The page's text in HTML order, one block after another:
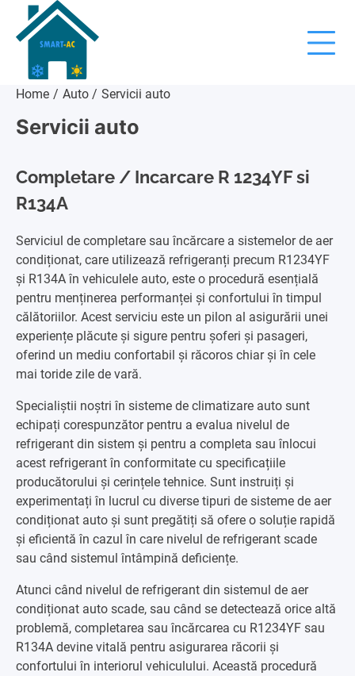
content
Home Auto Servicii auto
Servicii auto
Completare / Incarcare R 1234YF si
R134A
Serviciul de completare sau încărcare a sistemelor de aer
condiționat, care utilizează refrigeranți precum R1234YF
și R134A în vehiculele auto, este o procedură esențială
pentru menținerea performanței și confortului în timpul
călătoriilor. Acest serviciu este un pilon al asigurării unei
experiențe plăcute și sigure pentru șoferi și pasageri,
oferind un mediu confortabil și răcoros chiar și în cele
mai toride zile de vară.
Specialiștii noștri în sisteme de climatizare auto sunt
echipați corespunzător pentru a evalua nivelul de
refrigerant din sistem și pentru a completa sau înlocui
acest refrigerant în conformitate cu specificațiile
producătorului și cerințele tehnice. Sunt instruiți și
experimentați în lucrul cu diverse tipuri de sisteme de aer
condiționat auto și sunt pregătiți să ofere o soluție rapidă
și eficientă în cazul în care nivelul de refrigerant scade
sau când sistemul întâmpină deficiențe.
Atunci când nivelul de refrigerant din sistemul de aer
condiționat auto scade, sau când se detectează orice altă
problemă, completarea sau încărcarea cu R1234YF sau
R134A devine vitală pentru asigurarea răcorii și
confortului în interiorul vehiculului. Această procedură